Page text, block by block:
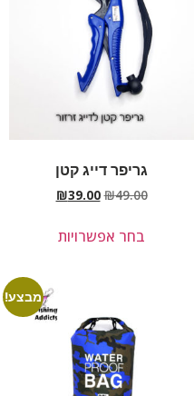
גריפר דייג קטן
₪49.00
₪39.00
בחר אפשרויות
מבצע!